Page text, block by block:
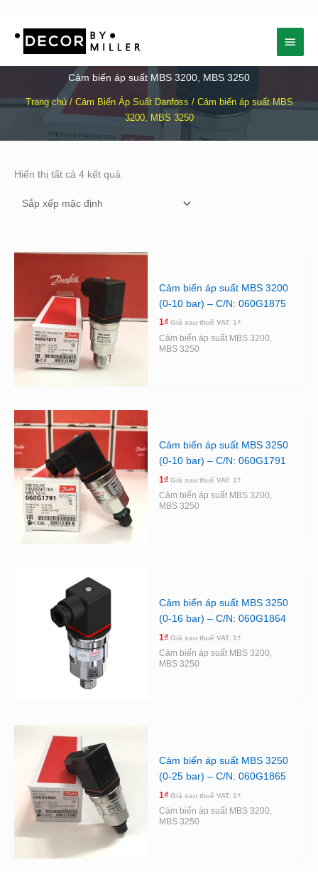
Menu
chính
Cảm biến áp suất MBS 3200, MBS 3250
Trang chủ/ Cảm Biến Áp Suất Danfoss / Cảm biến áp suất MBS
3200, MBS 3250
Hiển thị tất cả 4 kết quả
Cảm biến áp suất MBS 3200
(0-10 bar) – C/N: 060G1875
1₫ Giá sau thuế VAT: 1₫
Cảm biến áp suất MBS 3200,
MBS 3250
Cảm biến áp suất MBS 3250
(0-10 bar) – C/N: 060G1791
1₫ Giá sau thuế VAT: 1₫
Cảm biến áp suất MBS 3200,
MBS 3250
Cảm biến áp suất MBS 3250
(0-16 bar) – C/N: 060G1864
1₫ Giá sau thuế VAT: 1₫
Cảm biến áp suất MBS 3200,
MBS 3250
Cảm biến áp suất MBS 3250
(0-25 bar) – C/N: 060G1865
1₫ Giá sau thuế VAT: 1₫
Cảm biến áp suất MBS 3200,
MBS 3250